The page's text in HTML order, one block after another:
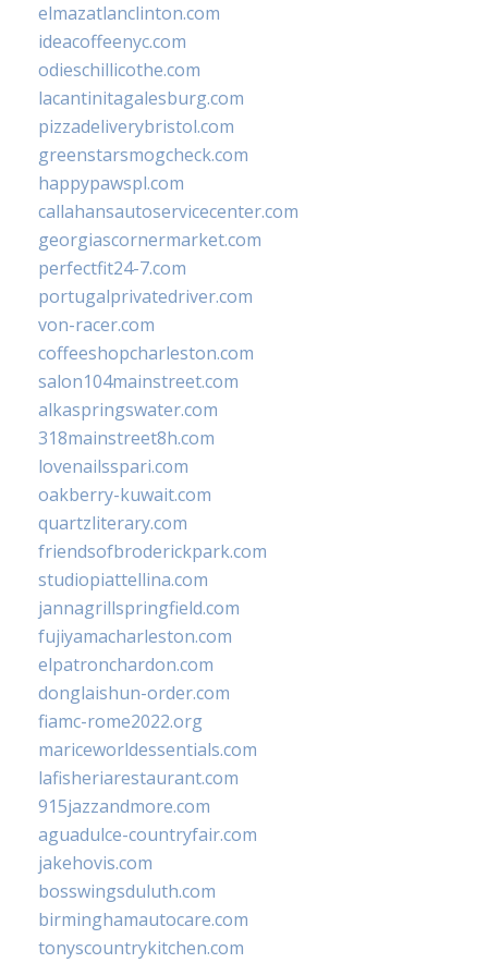
elmazatlanclinton.com
ideacoffeenyc.com
odieschillicothe.com
lacantinitagalesburg.com
pizzadeliverybristol.com
greenstarsmogcheck.com
happypawspl.com
callahansautoservicecenter.com
georgiascornermarket.com
perfectfit24-7.com
portugalprivatedriver.com
von-racer.com
coffeeshopcharleston.com
salon104mainstreet.com
alkaspringswater.com
318mainstreet8h.com
lovenailsspari.com
oakberry-kuwait.com
quartzliterary.com
friendsofbroderickpark.com
studiopiattellina.com
jannagrillspringfield.com
fujiyamacharleston.com
elpatronchardon.com
donglaishun-order.com
fiamc-rome2022.org
mariceworldessentials.com
lafisheriarestaurant.com
915jazzandmore.com
aguadulce-countryfair.com
jakehovis.com
bosswingsduluth.com
birminghamautocare.com
tonyscountrykitchen.com